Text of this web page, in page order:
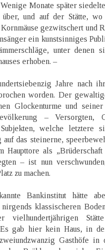
Monate später
über, und auf der Stätte,
gezwitschert und
ein kunstsinniges
unter denen
erhoben. –
Jahre nach
worden. Der
Glockenturme und seiner
– Versorgten,
Subjekten, welche letztere
auf das steinerne,
Haupttore als „Brüderschaft
– ist nun
zu machen.
Bankinstitut hätte
nirgends klassischeren
vielhundertjährigen
gab hier kein Haus, in
Gasthöfe in